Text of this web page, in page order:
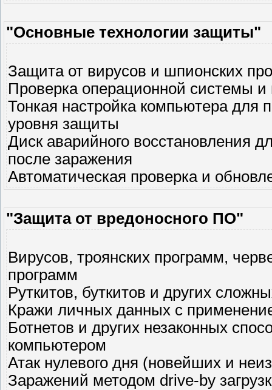
"Основные технологии защиты"
Защита от вирусов и шпионских
Проверка операционной системы
Тонкая настройка компьютера для
уровня защиты
Диск аварийного восстановления
после заражения
Автоматическая проверка и
"Защита от вредоносного ПО"
Вирусов, троянских программ,
программ
Руткитов, буткитов и других
Кражи личных данных с
Ботнетов и других незаконных
компьютером
Атак нулевого дня (новейших и
Заражений методом drive-by